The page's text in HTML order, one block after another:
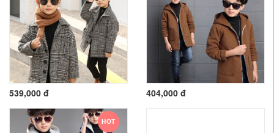
539,000 đ 404,000 đ
HOT